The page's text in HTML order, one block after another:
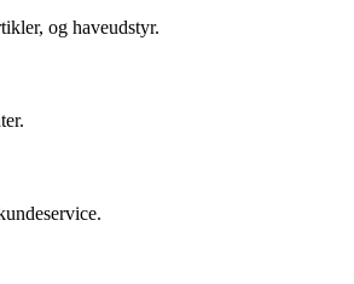
og haveudstyr.